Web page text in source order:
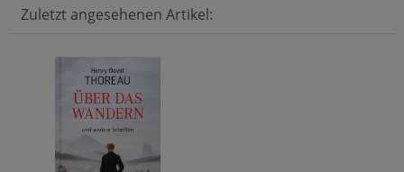
Zuletzt angesehenen Artikel: